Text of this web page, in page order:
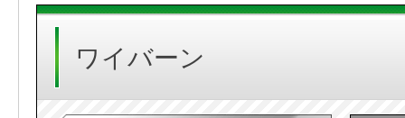
ワイバーン